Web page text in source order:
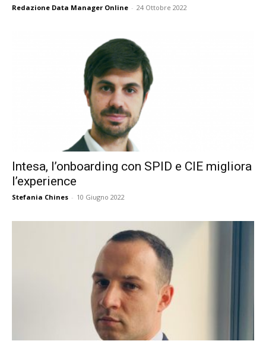
Redazione Data Manager Online - 24 Ottobre 2022
Intesa, l’onboarding con SPID e CIE migliora
l’experience
Stefania Chines - 10 Giugno 2022